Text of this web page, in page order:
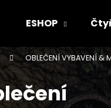
ESHOP
OBLEČENÍ VYBAVENÍ &